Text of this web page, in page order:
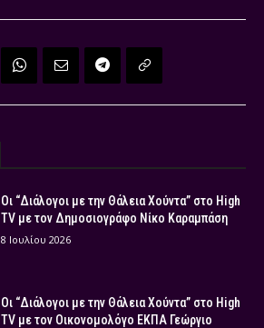
Οι “Διάλογοι με την Θάλεια Χούντα” στο High
TV με τον Δημοσιογράφο Νίκο Καραμπάση
8 Ιουλίου 2026
Οι “Διάλογοι με την Θάλεια Χούντα” στο High
TV με τον Οικονομολόγο ΕΚΠΑ Γεώργιο